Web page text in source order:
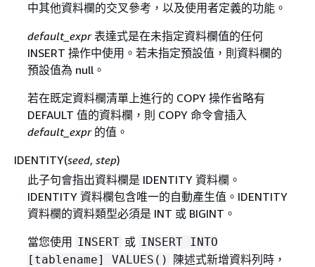
中其他資料欄的交叉參考，以及使用者定義的功能。
default_expr表達式是在未指定資料欄值的任何
INSERT 操作中使用。若未指定預設值，則資料欄的
預設值為 null。
若在既定資料欄清單上進行的 COPY 操作省略有
DEFAULT 值的資料欄，則 COPY 命令會插入
default_expr的值。
IDENTITY(seed, step)
此子句會指出資料欄是 IDENTITY 資料欄。
IDENTITY 資料欄包含唯一的自動產生值。IDENTITY
資料欄的資料類型必須是 INT 或 BIGINT。
當您使用 INSERT 或 INSERT INTO
[tablename] VALUES() 陳述式新增資料列時，